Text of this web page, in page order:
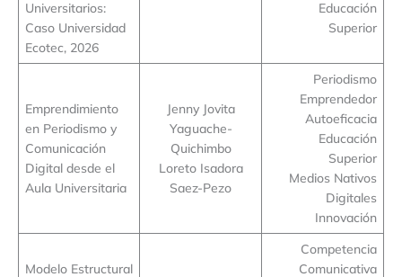
Universitarios:
Caso Universidad
Ecotec, 2026
Educación
Superior
Emprendimiento
en Periodismo y
Comunicación
Digital desde el
Aula Universitaria
Jenny Jovita
Yaguache-
Quichimbo
Loreto Isadora
Saez-Pezo
Periodismo
Emprendedor
Autoeficacia
Educación
Superior
Medios Nativos
Digitales
Innovación
Modelo Estructural
Competencia
Comunicativa